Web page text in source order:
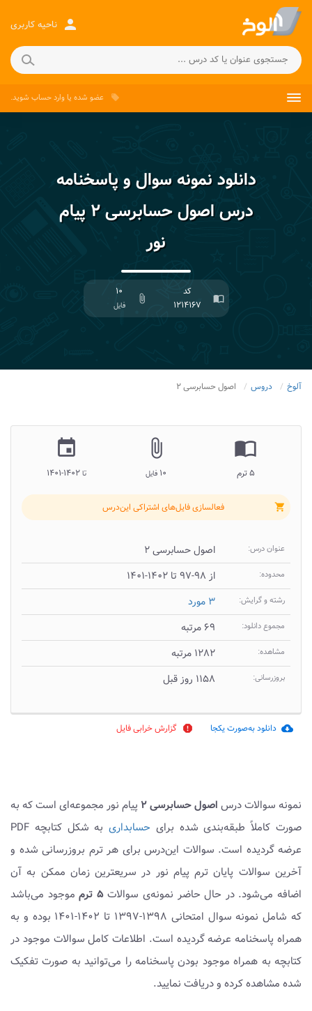
person ناحیه کاربری
local_offer عضو شده یاوارد حساب شوید.
دانلود نمونه سوال و پاسخنامه
درس اصول حسابرسی ۲ پیام
نور
import_contacts
کد
۱۲۱۴۱۶۷
attach_file
۱۰
فایل
آلوخ دروس اصول حسابرسی ۲
import_contacts
۵ ترم
attach_file
۱۰ فایل
insert_invitation
تا۱۴۰۲-۱۴۰۱
shopping_cart فعالسازی فایل‌های اشتراکی این‌درس
عنوان درس: اصول حسابرسی ۲
محدوده: از ۹۸-۹۷ تا ۱۴۰۲-۱۴۰۱
رشته و گرایش: ۳ مورد
مجموع دانلود: ۶۹ مرتبه
مشاهده: ۱۲۸۲ مرتبه
بروزرسانی: ۱۱۵۸ روز قبل
cloud_download دانلود به‌صورت یکجا report گزارش خرابی فایل
نمونه سوالات درس اصول حسابرسی ۲
پیام نور مجموعه‌ای است که به
صورت کاملاً طبقه‌بندی شده برای حسابداری
به شکل کتابچه PDF
عرضه گردیده است. سوالات این‌درس برای هر ترم بروزرسانی شده و
آخرین سوالات پایان ترم پیام نور در سریعترین زمان ممکن به آن
اضافه می‌شود. در حال حاضر نمونه‌ی سوالات۵ ترم
موجود می‌باشد
که شامل نمونه سوال امتحانی ۱۳۹۸-۱۳۹۷ تا ۱۴۰۲-۱۴۰۱ بوده و به
همراه پاسخنامه عرضه گردیده است. اطلاعات کامل سوالات موجود در
کتابچه به همراه موجود بودن پاسخنامه را می‌توانید به صورت تفکیک
شده مشاهده کرده و دریافت نمایید.